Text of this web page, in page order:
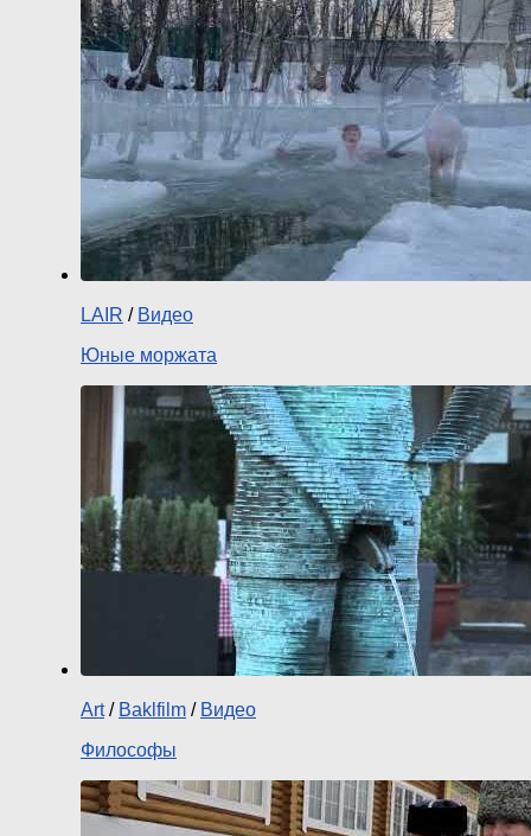
LAIR / Видео
Юные моржата
Art/ Baklfilm / Видео
Философы